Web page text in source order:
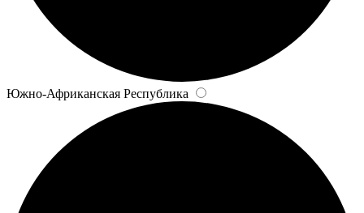
Южно-Африканская Республика